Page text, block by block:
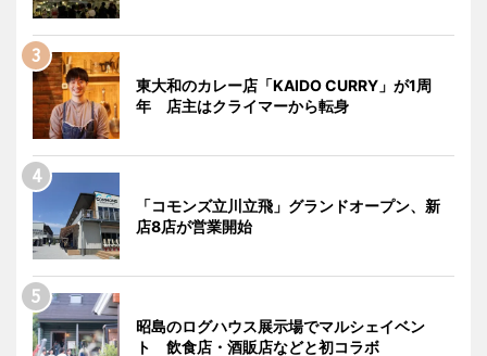
東大和のカレー店「KAIDO CURRY」が1周
年 店主はクライマーから転身
「コモンズ立川立飛」グランドオープン、新
店8店が営業開始
昭島のログハウス展示場でマルシェイベン
ト 飲食店・酒販店などと初コラボ